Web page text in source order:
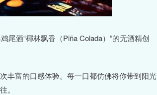
尾酒“椰林飘香（Piña Colada）”的无酒精创
丰富的口感体验。每一口都仿佛将你带到阳光
。
沪深300 4689.96 38.65